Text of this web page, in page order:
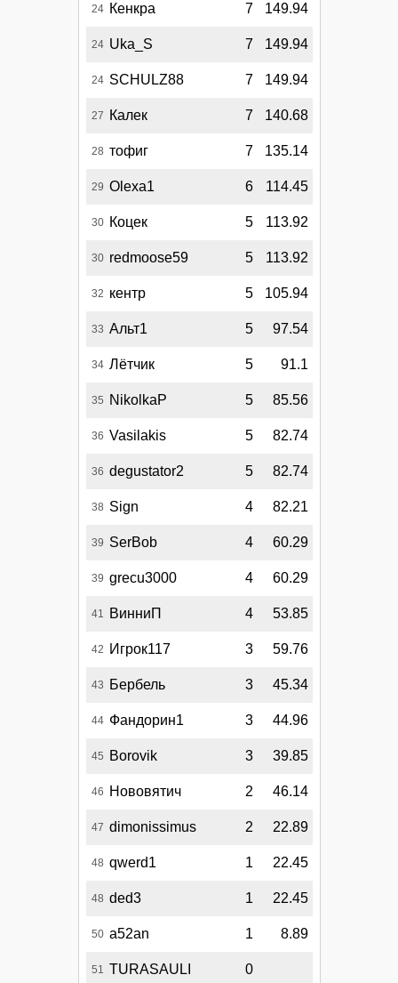
24 Кенкра 7 149.94
24 Uka_S 7 149.94
24 SCHULZ88 7 149.94
27 Калек 7 140.68
28 тофиг 7 135.14
29 Olexa1 6 114.45
30 Коцек 5 113.92
30 redmoose59 5 113.92
32 кентр 5 105.94
33 Альт1 5 97.54
34 Лётчик 5 91.1
35 NikolkaP 5 85.56
36 Vasilakis 5 82.74
36 degustator2 5 82.74
38 Sign 4 82.21
39 SerBob 4 60.29
39 grecu3000 4 60.29
41 ВинниП 4 53.85
42 Игрок117 3 59.76
43 Бербель 3 45.34
44 Фандорин1 3 44.96
45 Borovik 3 39.85
46 Нововятич 2 46.14
47 dimonissimus 2 22.89
48 qwerd1 1 22.45
48 ded3 1 22.45
50 a52an 1 8.89
51 TURASAULI 0